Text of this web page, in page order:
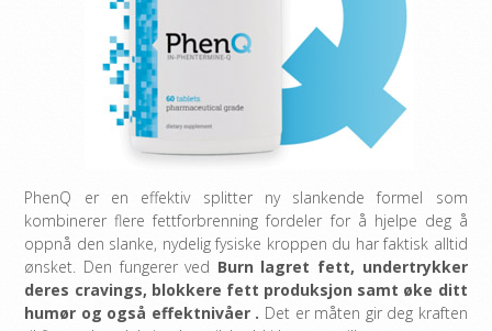
PhenQ er en effektiv splitter ny slankende formel som
kombinerer flere fettforbrenning fordeler for å hjelpe deg å
oppnå den slanke, nydelig fysiske kroppen du har faktisk alltid
ønsket. Den fungerer ved Burn lagret fett, undertrykker
deres cravings, blokkere fett produksjon samt øke ditt
humør og også effektnivåer . Det er måten gir deg kraften